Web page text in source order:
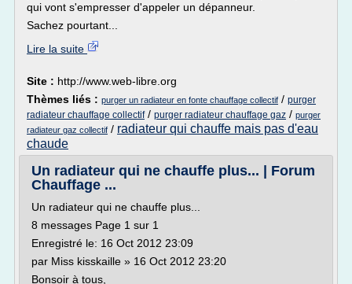
qui vont s'empresser d'appeler un dépanneur.
Sachez pourtant...
Lire la suite
Site : http://www.web-libre.org
Thèmes liés : purger un radiateur en fonte chauffage collectif / purger
radiateur chauffage collectif/ purger radiateur chauffage gaz / purger
radiateur gaz collectif / radiateur qui chauffe mais pas d'eau
chaude
Un radiateur qui ne chauffe plus... | Forum
Chauffage ...
Un radiateur qui ne chauffe plus...
8 messages Page 1 sur 1
Enregistré le: 16 Oct 2012 23:09
par Miss kisskaille » 16 Oct 2012 23:20
Bonsoir à tous,